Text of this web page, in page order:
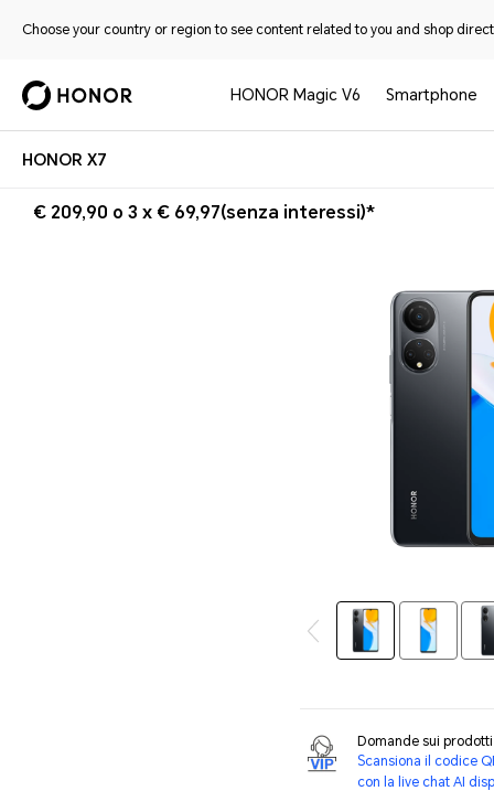
Choose your country or region to see content related to you and shop
HONOR Magic V6 Smartphone
HONOR X7
€ 209,90 o 3 x € 69,97(senza interessi)*
Domande sui
Scansiona il codice
con la live chat AI